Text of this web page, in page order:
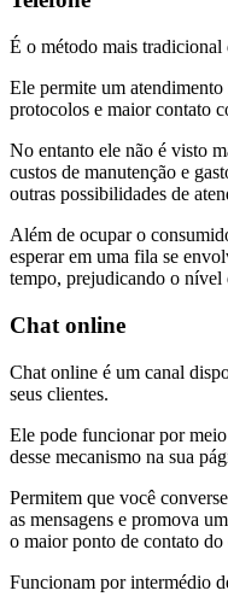
É o método mais tradicional
Ele permite um
protocolos e maior contato
No entanto ele não é visto
custos de manutenção e
outras possibilidades de
Além de ocupar o
esperar em uma fila se
tempo, prejudicando o nível
Chat online
Chat online é um canal
seus clientes.
Ele pode funcionar por
desse mecanismo na sua
Permitem que você
as mensagens e promova
o maior ponto de contato do
Funcionam por intermédio